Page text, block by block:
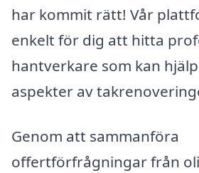
har kommit rätt! Vår
enkelt för dig att hitta
hantverkare som kan
aspekter av
Genom att sammanföra
offertförfrågningar från